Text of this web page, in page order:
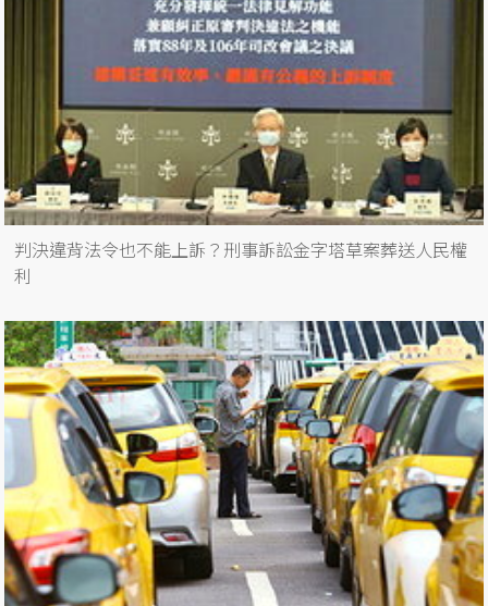
判決違背法令也不能上訴？刑事訴訟金字塔草案葬送人民權
利